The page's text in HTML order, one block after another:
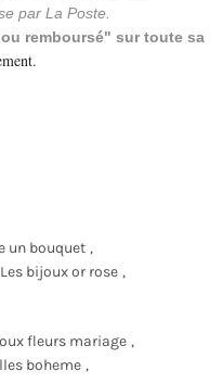
par La Poste.
remboursé" sur toute sa
.
un bouquet ,
Les bijoux or rose ,
fleurs mariage ,
boheme ,